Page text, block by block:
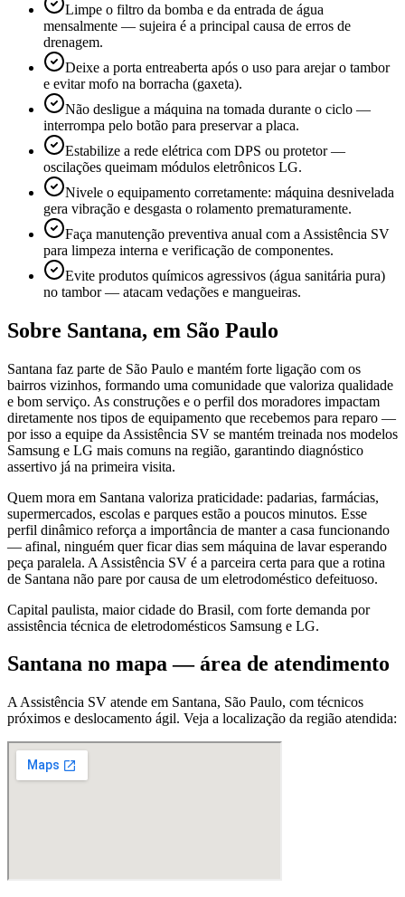
Limpe o filtro da bomba e da entrada de água
mensalmente — sujeira é a principal causa de erros de
drenagem.
Deixe a porta entreaberta após o uso para arejar o tambor
e evitar mofo na borracha (gaxeta).
Não desligue a máquina na tomada durante o ciclo —
interrompa pelo botão para preservar a placa.
Estabilize a rede elétrica com DPS ou protetor —
oscilações queimam módulos eletrônicos LG.
Nivele o equipamento corretamente: máquina desnivelada
gera vibração e desgasta o rolamento prematuramente.
Faça manutenção preventiva anual com a Assistência SV
para limpeza interna e verificação de componentes.
Evite produtos químicos agressivos (água sanitária pura)
no tambor — atacam vedações e mangueiras.
Sobre Santana, em São Paulo
Santana faz parte de São Paulo e mantém forte ligação com os
bairros vizinhos, formando uma comunidade que valoriza qualidade
e bom serviço. As construções e o perfil dos moradores impactam
diretamente nos tipos de equipamento que recebemos para reparo —
por isso a equipe da Assistência SV se mantém treinada nos modelos
Samsung e LG mais comuns na região, garantindo diagnóstico
assertivo já na primeira visita.
Quem mora em Santana valoriza praticidade: padarias, farmácias,
supermercados, escolas e parques estão a poucos minutos. Esse
perfil dinâmico reforça a importância de manter a casa funcionando
— afinal, ninguém quer ficar dias sem máquina de lavar esperando
peça paralela. A Assistência SV é a parceira certa para que a rotina
de Santana não pare por causa de um eletrodoméstico defeituoso.
Capital paulista, maior cidade do Brasil, com forte demanda por
assistência técnica de eletrodomésticos Samsung e LG.
Santana no mapa — área de atendimento
A Assistência SV atende em Santana, São Paulo, com técnicos
próximos e deslocamento ágil. Veja a localização da região atendida: